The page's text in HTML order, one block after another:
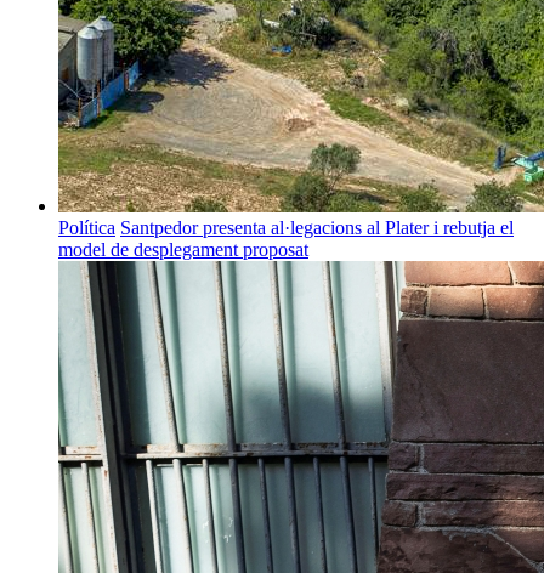
Política Santpedor presenta al·legacions al Plater i rebutja el
model de desplegament proposat